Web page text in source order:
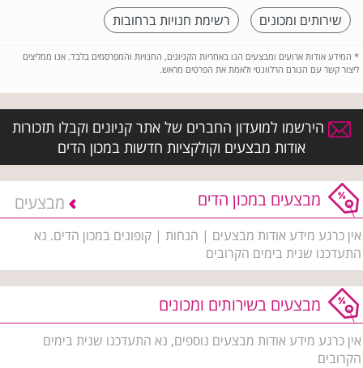
שירותים ומכונים
רשימת חנויות ברחובות
* המידע אודות ארועים ומבצעים הנו באחריות הקניונים, החנויות והמפרסמים בלבד. אנו ממליצים
ליצור קשר עם הגורם הרלוונטי ולאמת את הפרטים מראש.
הירשמו למועדון החברים של אתר קניונים וקבלו תזכורות
אודות מבצעים וקולקציות חדשות במכון הדים
מבצעים במכון הדים מבצעים
אין כרגע מידע אודות מבצעים | הנחות | קופונים במכון הדים. נא
התעדכנו שנית בימים הקרובים
מבצעים בשירותים ומכונים
אין כרגע מידע אודות מבצעים נוספים, נא התעדכנו שנית בימים
הקרובים